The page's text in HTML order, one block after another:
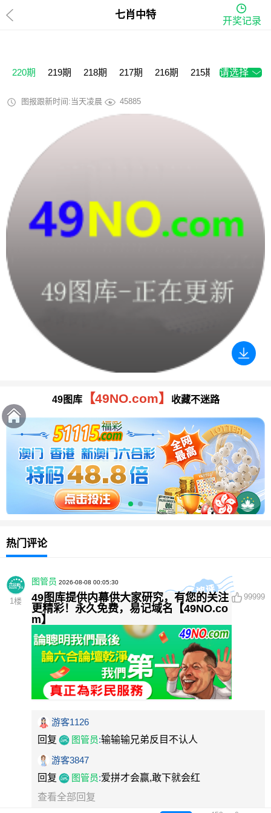
七肖中特
开奖记录
220期 219期 218期 217期 216期 215期 214期
请选择
图报跟新时间:当天凌晨 45885
49图库【49NO.com】 收藏不迷路
热门评论
1 楼
图管员 2026-08-08 00:05:30
49图库提供内幕供大家研究，有您的关注
更精彩！永久免费，易记域名【49NO.co
m】
99999
游客1126
回复
图管员:输输输兄弟反目不认人
游客3847
回复
图管员:爱拼才会赢,敢下就会红
查看全部回复